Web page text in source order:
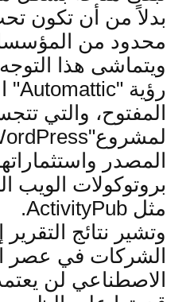
بدلاً من أن تكون
محدود من
ويتماشى هذا
رؤية "Automattic"
المفتوح، والتي
لمشروع"WordPress"
المصدر
بروتوكولات الويب
مثل
وتشير نتائج
الشركات في عصر
الاصطناعي لن